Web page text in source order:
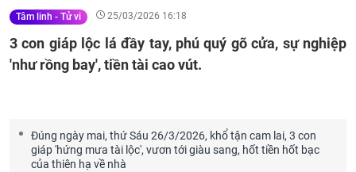
Tâm linh - Tử vi 25/03/2026 16:18
3 con giáp lộc lá đầy tay, phú quý gõ cửa, sự nghiệp
'như rồng bay', tiền tài cao vút.
Đúng ngày mai, thứ Sáu 26/3/2026, khổ tận cam lai, 3 con
giáp 'hứng mưa tài lộc', vươn tới giàu sang, hốt tiền hốt bạc
của thiên hạ về nhà